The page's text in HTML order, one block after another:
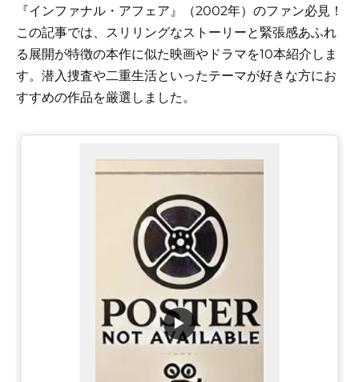
『インファナル・アフェア』（2002年）のファン必見！
この記事では、スリリングなストーリーと緊張感あふれ
る展開が特徴の本作に似た映画やドラマを10本紹介しま
す。潜入捜査や二重生活といったテーマが好きな方にお
すすめの作品を厳選しました。
▶